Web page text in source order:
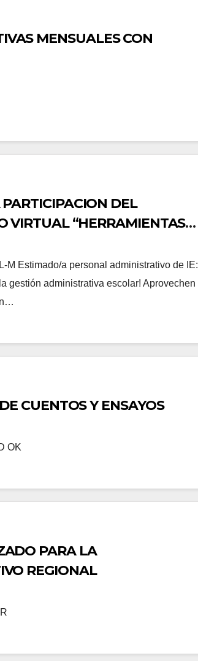
MENSUALES CON
DEL
VIRTUAL “HERRAMIENTAS
ESCOLAR” EN CONVENIO
M Estimado/a personal administrativo de IE:
gestión administrativa escolar! Aprovechen
CUENTOS Y ENSAYOS
OK
PARA LA
REGIONAL